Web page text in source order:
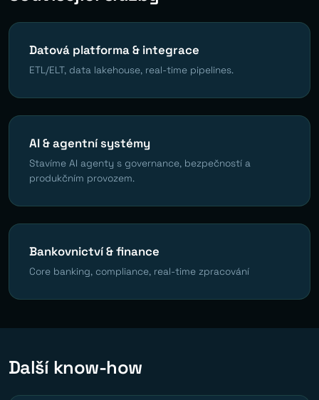
Datová platforma & integrace
ETL/ELT, data lakehouse, real-time pipelines.
AI & agentní systémy
Stavíme AI agenty s governance, bezpečností a
produkčním provozem.
Bankovnictví & finance
Core banking, compliance, real-time zpracování
Další know-how